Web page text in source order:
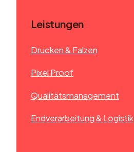
Leistungen
Drucken & Falzen
Pixel Proof
Qualitätsmanagement
Endverarbeitung & Logistik